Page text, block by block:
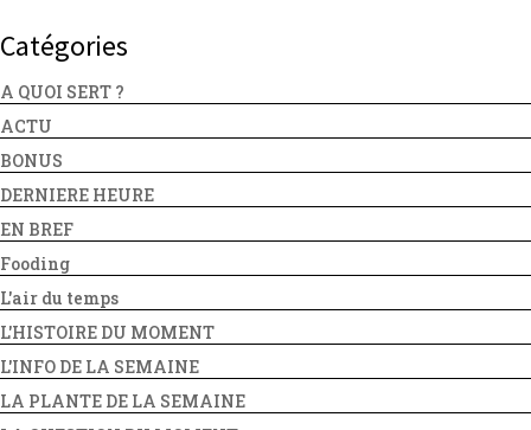
Catégories
A QUOI SERT ?
ACTU
BONUS
DERNIERE HEURE
EN BREF
Fooding
L'air du temps
L'HISTOIRE DU MOMENT
L'INFO DE LA SEMAINE
LA PLANTE DE LA SEMAINE